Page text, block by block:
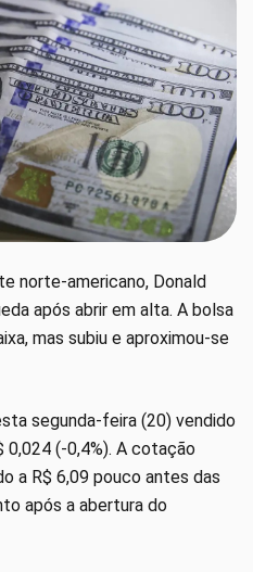
norte-americano, Donald
após abrir em alta. A bolsa
mas subiu e aproximou-se
segunda-feira (20) vendido
0,024 (-0,4%). A cotação
a R$ 6,09 pouco antes das
após a abertura do